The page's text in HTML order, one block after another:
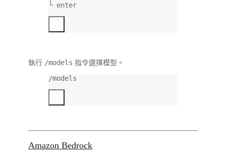
└ enter
執行 /models 指令選擇模型。
/models
Amazon Bedrock